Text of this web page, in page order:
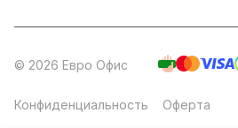
© 2026 Евро Офис
Конфиденциальность Оферта